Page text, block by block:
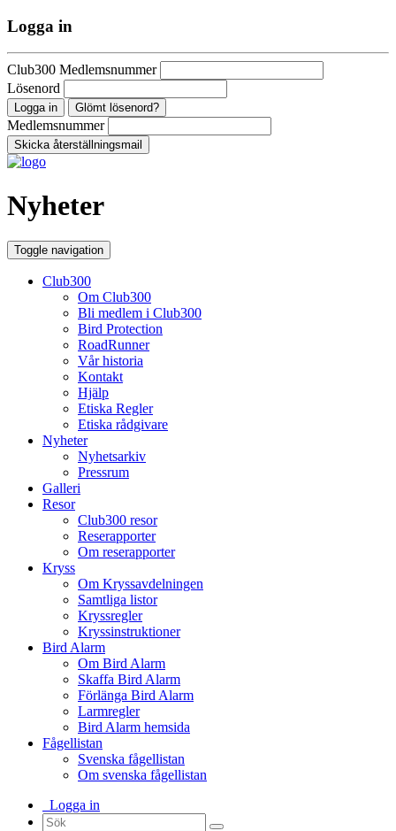
Logga in
Club300 Medlemsnummer
Lösenord
Glömt lösenord?
Medlemsnummer
Nyheter
Toggle navigation
Club300
Om Club300
Bli medlem i Club300
Bird Protection
RoadRunner
Vår historia
Kontakt
Hjälp
Etiska Regler
Etiska rådgivare
Nyheter
Nyhetsarkiv
Pressrum
Galleri
Resor
Club300 resor
Reserapporter
Om reserapporter
Kryss
Om Kryssavdelningen
Samtliga listor
Kryssregler
Kryssinstruktioner
Bird Alarm
Om Bird Alarm
Skaffa Bird Alarm
Förlänga Bird Alarm
Larmregler
Bird Alarm hemsida
Fågellistan
Svenska fågellistan
Om svenska fågellistan
Logga in